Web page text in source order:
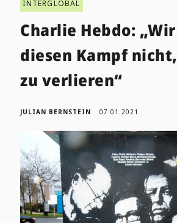
INTERGLOBAL
Charlie Hebdo:
diesen Kampf
zu verlieren“
JULIAN BERNSTEIN 07.01.2021